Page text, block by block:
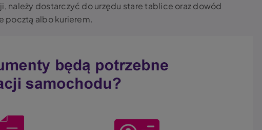
należy dostarczyć do urzędu stare tablice oraz dowód
pocztą albo kurierem.